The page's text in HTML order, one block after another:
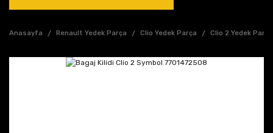
Anasayfa Renault Yedek Parça Clio Yedek Parça Clio 2 Yedek